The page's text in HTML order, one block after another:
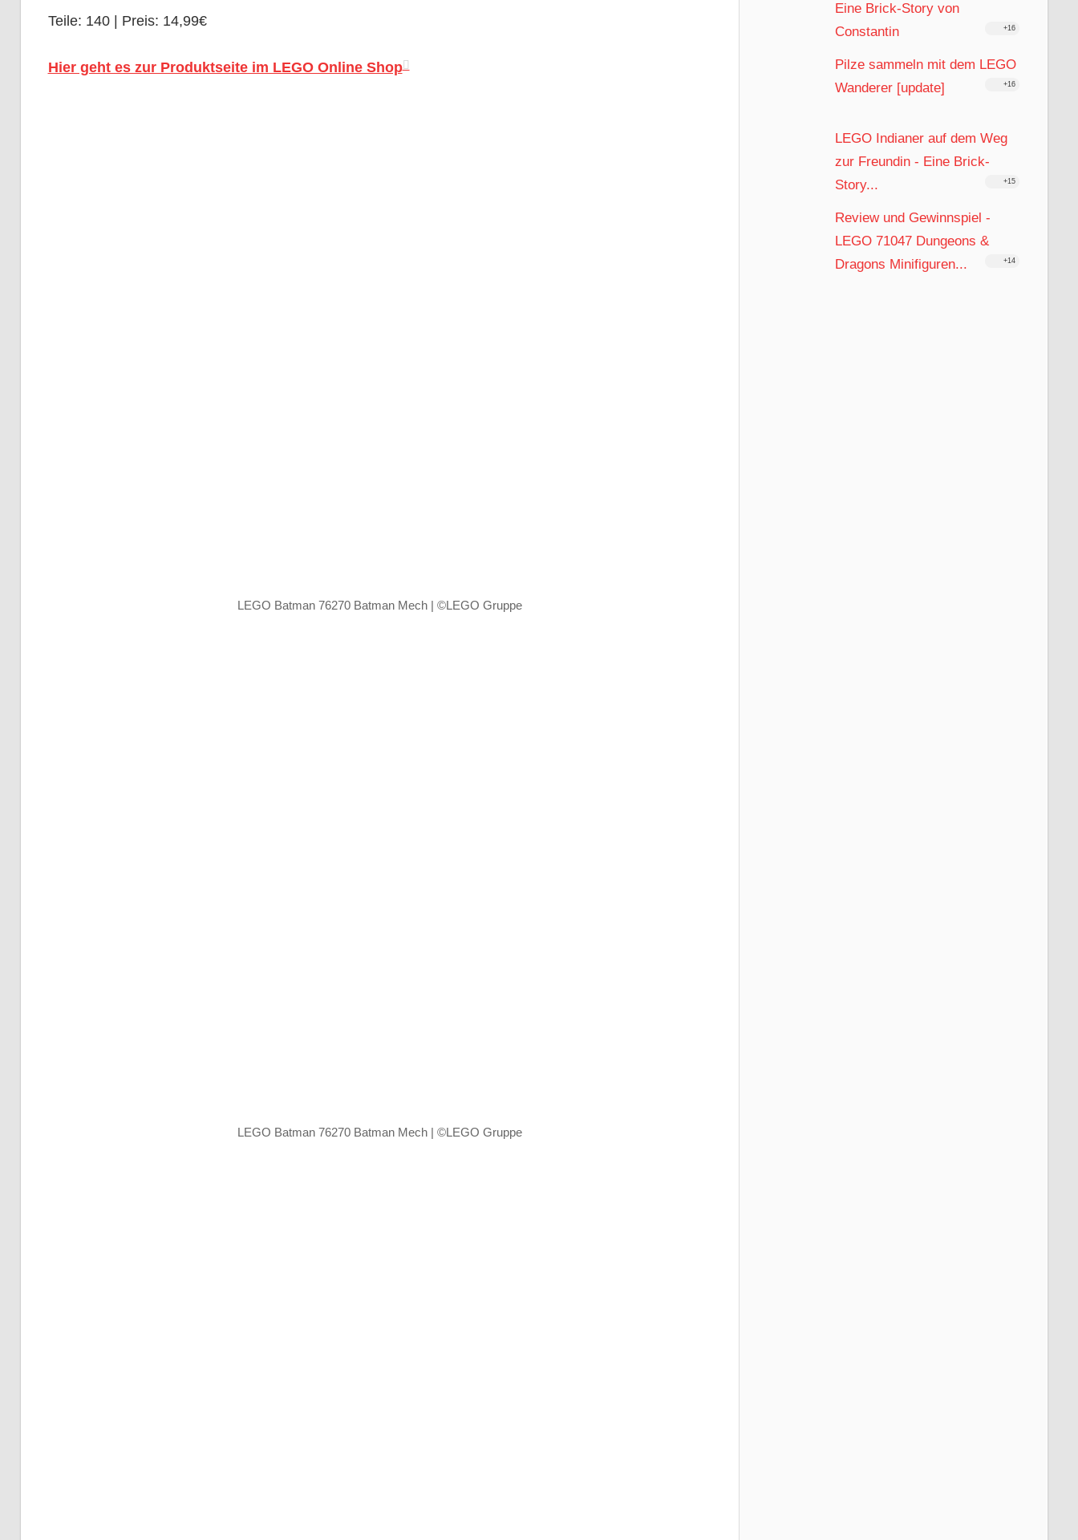
Teile: 140 | Preis: 14,99€
Hier geht es zur Produktseite im LEGO Online Shop
LEGO Batman 76270 Batman Mech | ©LEGO Gruppe
LEGO Batman 76270 Batman Mech | ©LEGO Gruppe
Eine Brick-Story von
Constantin
+16
Pilze sammeln mit dem LEGO
Wanderer [update]
+16
LEGO Indianer auf dem Weg
zur Freundin - Eine Brick-
Story...
+15
Review und Gewinnspiel -
LEGO 71047 Dungeons &
Dragons Minifiguren...
+14